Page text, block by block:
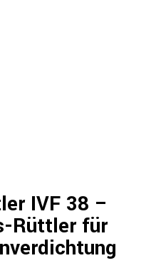
IVF 38 –
Rüttler für